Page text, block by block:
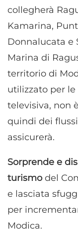
collegherà
Kamarina,
Donnalucata e
Marina di
territorio di
utilizzato per
televisiva, non
quindi dei
assicurerà.
Sorprende e
turismodel
e lasciata
per
Modica.